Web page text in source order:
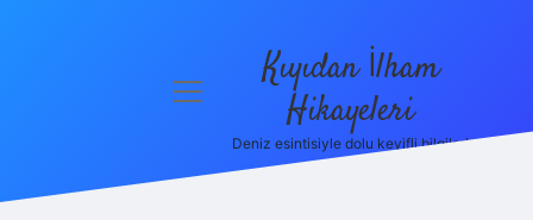
menüyü
Kıyıdan İlham
Hikayeleri
Deniz esintisiyle dolu keyifli bilgiler!